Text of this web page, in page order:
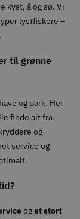
kyst, å og sø. Vi
lystfiskere –
til grønne
og park. Her
finde alt fra
og
service og
oget stort